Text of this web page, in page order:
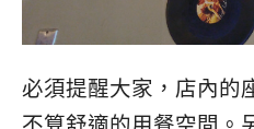
必須提醒大家，店內的